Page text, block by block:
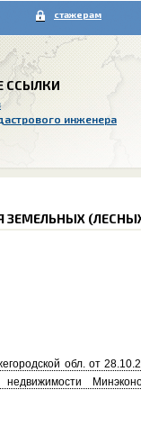
стажерам
ССЫЛКИ
инженера
ЗЕМЕЛЬНЫХ
обл. от